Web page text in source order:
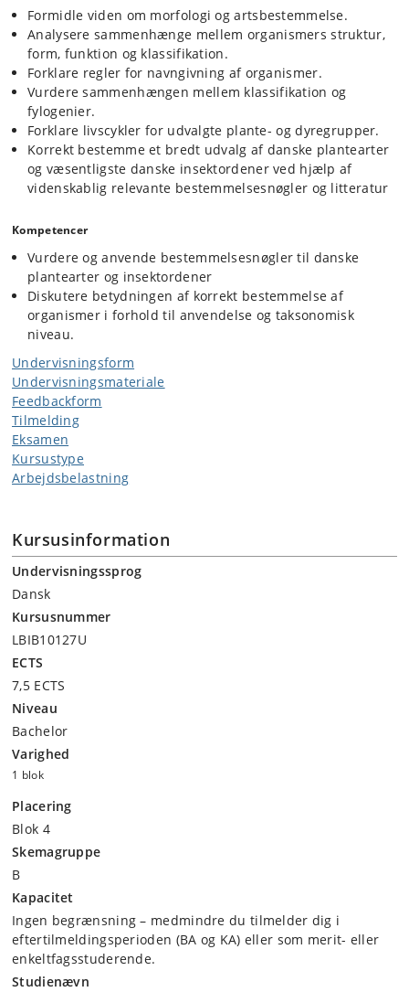
Formidle viden om morfologi og artsbestemmelse.
Analysere sammenhænge mellem organismers struktur,
form, funktion og klassifikation.
Forklare regler for navngivning af organismer.
Vurdere sammenhængen mellem klassifikation og
fylogenier.
Forklare livscykler for udvalgte plante- og dyregrupper.
Korrekt bestemme et bredt udvalg af danske plantearter
og væsentligste danske insektordener ved hjælp af
videnskablig relevante bestemmelsesnøgler og litteratur
Kompetencer
Vurdere og anvende bestemmelsesnøgler til danske
plantearter og insektordener
Diskutere betydningen af korrekt bestemmelse af
organismer i forhold til anvendelse og taksonomisk
niveau.
Undervisningsform
Undervisningsmateriale
Feedbackform
Tilmelding
Eksamen
Kursustype
Arbejdsbelastning
Kursusinformation
Undervisningssprog
Dansk
Kursusnummer
LBIB10127U
ECTS
7,5 ECTS
Niveau
Bachelor
Varighed
1 blok
Placering
Blok 4
Skemagruppe
B
Kapacitet
Ingen begrænsning – medmindre du tilmelder dig i
eftertilmeldingsperioden (BA og KA) eller som merit- eller
enkeltfagsstuderende.
Studienævn